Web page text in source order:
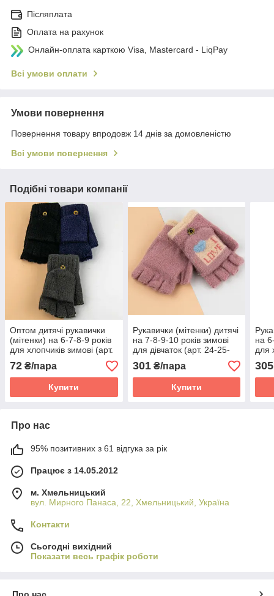
Післяплата
Оплата на рахунок
Онлайн-оплата карткою Visa, Mastercard - LiqPay
Всі умови оплати
Умови повернення
Повернення товару впродовж 14 днів за домовленістю
Всі умови повернення
Подібні товари компанії
Оптом дитячі рукавички
(мітенки) на 6-7-8-9 років
для хлопчиків зимові (арт.
24-25-108)
72 ₴/пара
Купити
Рукавички (мітенки) дитячі
на 7-8-9-10 років зимові
для дівчаток (арт. 24-25-
107) бузковий
301₴/пара
Купити
на
для
108)
305
Про нас
95% позитивних з 61 відгука за рік
Працює з 14.05.2012
м. Хмельницький
вул. Мирного Панаса, 22, Хмельницький, Україна
Контакти
Сьогодні вихідний
Показати весь графік роботи